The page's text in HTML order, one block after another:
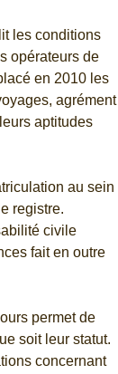
les conditions
opérateurs de
en 2010 les
agrément
aptitudes
au sein
registre.
civile
fait en outre
permet de
soit leur statut.
concernant